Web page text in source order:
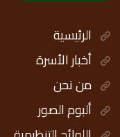
الرئيسية
أخبار الأسرة
من نحن
ألبوم الصور